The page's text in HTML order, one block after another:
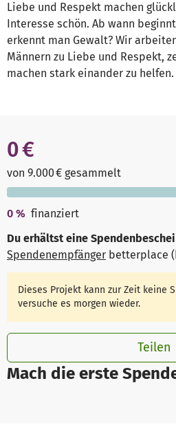
Liebe und Respekt machen
Interesse schön. Ab wann
erkennt man Gewalt? Wir
Männern zu Liebe und Respekt,
machen stark einander zu helfen.
Mach die erste
0 €
von 9.000 € gesammelt
0 % finanziert
Du erhältst eine
Spendenempfänger betterplace
Dieses Projekt kann zur Zeit keine
versuche es morgen wieder.
Teilen